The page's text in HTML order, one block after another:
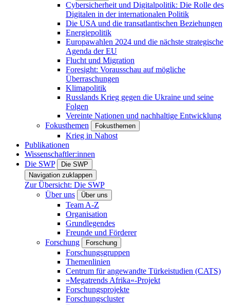
Cybersicherheit und Digitalpolitik: Die Rolle des
Digitalen in der internationalen Politik
Die USA und die transatlantischen Beziehungen
Energiepolitik
Europawahlen 2024 und die nächste strategische
Agenda der EU
Flucht und Migration
Foresight: Vorausschau auf mögliche
Überraschungen
Klimapolitik
Russlands Krieg gegen die Ukraine und seine
Folgen
Vereinte Nationen und nachhaltige Entwicklung
Fokusthemen
Fokusthemen
Krieg in Nahost
Publikationen
Wissenschaftler:innen
Die SWP
Die SWP
Navigation zuklappen
Zur Übersicht: Die SWP
Über uns
Über uns
Team A-Z
Organisation
Grundlegendes
Freunde und Förderer
Forschung
Forschung
Forschungsgruppen
Themenlinien
Centrum für angewandte Türkeistudien (CATS)
»Megatrends Afrika«-Projekt
Forschungsprojekte
Forschungscluster